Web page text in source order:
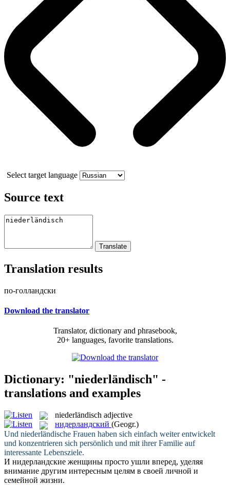
Select target language
Source text
Translation results
по-голландски
Download the translator
Translator, dictionary and phrasebook,
20+ languages, favorite translations.
Dictionary: "niederländisch" -
translations and examples
niederländisch adjective
нидерландский (Geogr.)
Und niederländische Frauen haben sich einfach weiter entwickelt
und konzentrieren sich persönlich und mit ihrer Familie auf
interessante Lebensziele.
И нидерландские женщины просто ушли вперед, уделяя
внимание другим интересным целям в своей личной и
семейной жизни.